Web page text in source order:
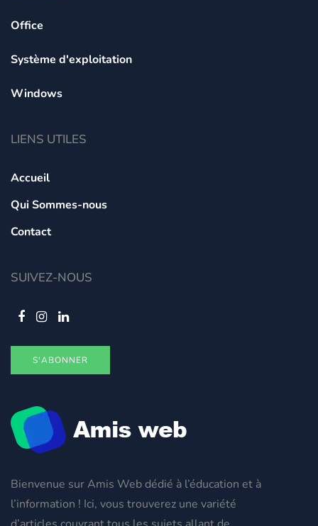
Bienvenue sur Amis Web dédié à l’éducation et à
l’information ! Ici, vous trouverez une variété
Office
Système d'exploitation
Windows
LIENS UTILES
Accueil
Qui Sommes-nous
Contact
SUIVEZ-NOUS
S'ABONNER